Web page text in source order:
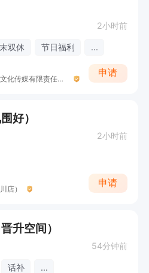
2小时前
双休 节日福利 ...
米汀传媒（河南星驿动文化传媒有限责任公司 ）
申请
好）
2小时前
店）
申请
升空间）
54分钟前
话补 ...